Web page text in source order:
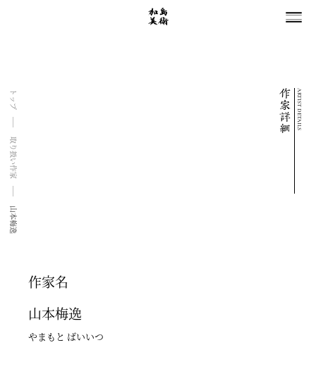
トップ
取り扱い作家
山本梅逸
ARTIST DETAILS
作家名
山本梅逸
やまもと ばいいつ